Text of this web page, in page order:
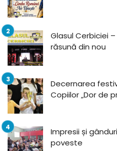
Glasul Cerbiciei
răsună din nou
Decernarea
Copiilor „Dor de
Impresii și
poveste